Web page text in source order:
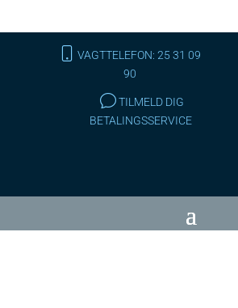
VAGTTELEFON: 25 31 09
90
TILMELD DIG
BETALINGSSERVICE